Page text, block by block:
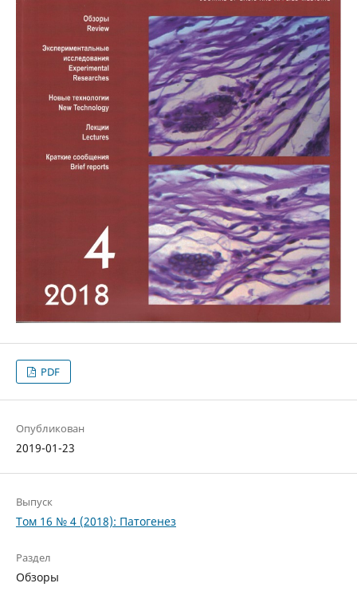
PDF
Опубликован
2019-01-23
Выпуск
Том 16 № 4 (2018): Патогенез
Раздел
Обзоры